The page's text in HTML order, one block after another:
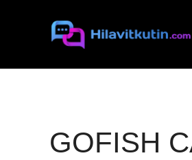
GOFISH